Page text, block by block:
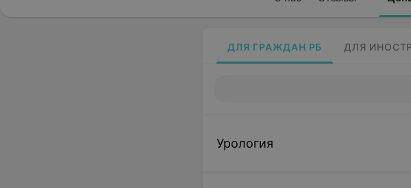
ДЛЯ ГРАЖДАН РБ ДЛЯ
Урология